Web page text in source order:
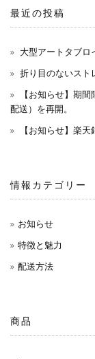
最近の投稿
大型アートタブロ
折り目のないスト
【お知らせ】期
配送）を再開。
【お知らせ】楽
情報カテゴリー
お知らせ
特徴と魅力
配送方法
商品